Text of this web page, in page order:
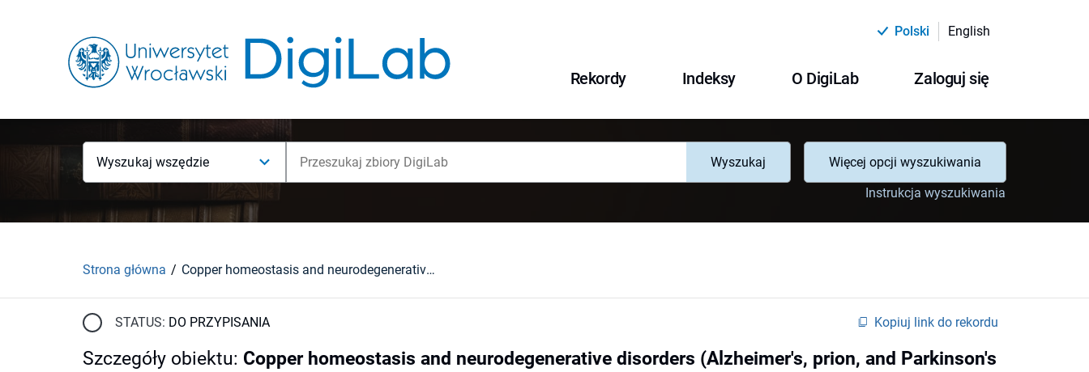
Polski English
Rekordy Indeksy O DigiLab Zaloguj się
Wyszukaj wszędzie Wyszukaj
Więcej opcji wyszukiwania
Instrukcja wyszukiwania
Strona główna Copper homeostasis and neurodegenerative disorders (Alzheimer's, prion, and Parkinson's diseases and amyotrophic lateral sclerosis)
STATUS: DO PRZYPISANIA Kopiuj link do rekordu
Szczegóły obiektu: Copper homeostasis and neurodegenerative disorders (Alzheimer's, prion, and Parkinson's